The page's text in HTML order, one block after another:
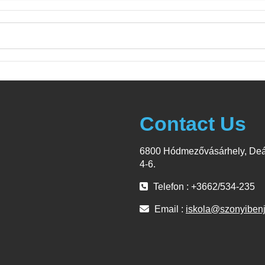
Contact Us
6800 Hódmezővásárhely,
4-6.
Telefon : +3662/534-235
Email :